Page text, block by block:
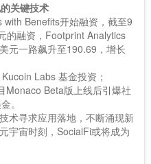
关键技术
Benefits开始融资，截至9
的融资，Footprint Analytics
元一路飙升至190.69，增长
Labs 基金投资；
Monaco Beta版上线后引爆社
。
术寻求应用落地，不断涌现新
宇宙时刻，SocialFi或将成为